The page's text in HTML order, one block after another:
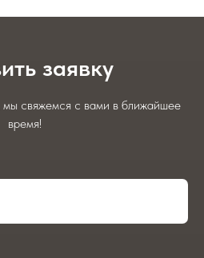
заявку
мы свяжемся с вами в ближайшее
время!